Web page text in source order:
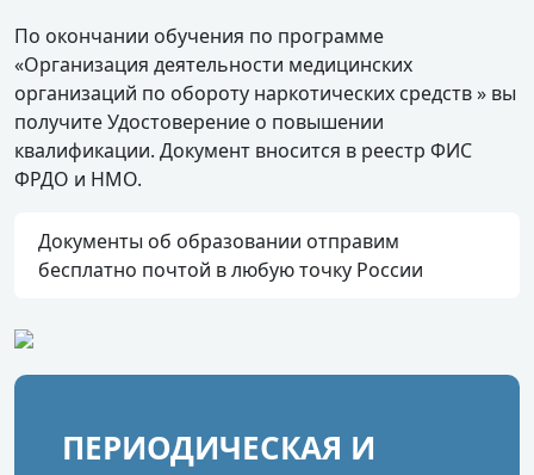
По окончании обучения по программе
«Организация деятельности медицинских
организаций по обороту наркотических средств » вы
получите Удостоверение о повышении
квалификации. Документ вносится в реестр ФИС
ФРДО и НМО.
Документы об образовании отправим
бесплатно почтой в любую точку России
ПЕРИОДИЧЕСКАЯ И